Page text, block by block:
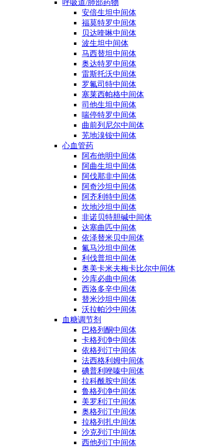
呼吸道/肺部药物
安倍生坦中间体
福莫特罗中间体
贝达喹啉中间体
波生坦中间体
马西替坦中间体
奥达特罗中间体
雷斯托沃中间体
罗氟司特中间体
塞莱西帕格中间体
司他生坦中间体
喘停特罗中间体
曲前列尼尔中间体
芜地溴铵中间体
心血管药
阿布他明中间体
阿曲生坦中间体
阿伐那非中间体
阿奇沙坦中间体
阿齐利特中间体
坎地沙坦中间体
非诺贝特胆碱中间体
达塞曲匹中间体
依泽替米贝中间体
氟马沙坦中间体
利伐普坦中间体
奥美卡米夫梅卡比尔中间体
沙库必曲中间体
西洛多辛中间体
替米沙坦中间体
沃拉帕沙中间体
血糖调节剂
巴格列酮中间体
卡格列净中间体
依格列汀中间体
法西格利姆中间体
碘普利唑嗪中间体
拉科酰胺中间体
鲁格列净中间体
美罗利汀中间体
奥格列汀中间体
拉格列扎中间体
沙克列汀中间体
西他列汀中间体